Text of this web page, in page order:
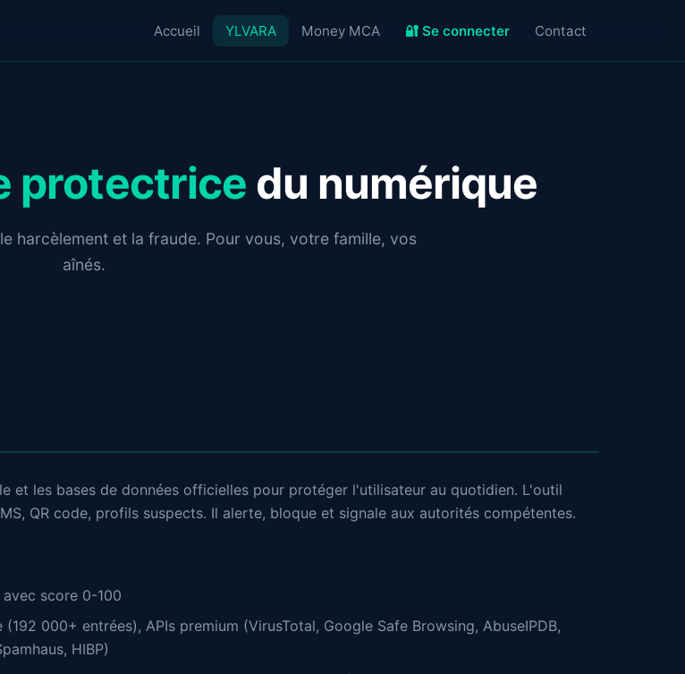
Accueil YLVARA Money MCA 🔐 Se connecter Contact
protectrice du numérique
harcèlement et la fraude. Pour vous, votre famille, vos
aînés.
et les bases de données officielles pour protéger l'utilisateur au quotidien. L'outil
QR code, profils suspects. Il alerte, bloque et signale aux autorités compétentes.
avec score 0-100
000+ entrées), APIs premium (VirusTotal, Google Safe Browsing, AbuseIPDB,
HIBP)